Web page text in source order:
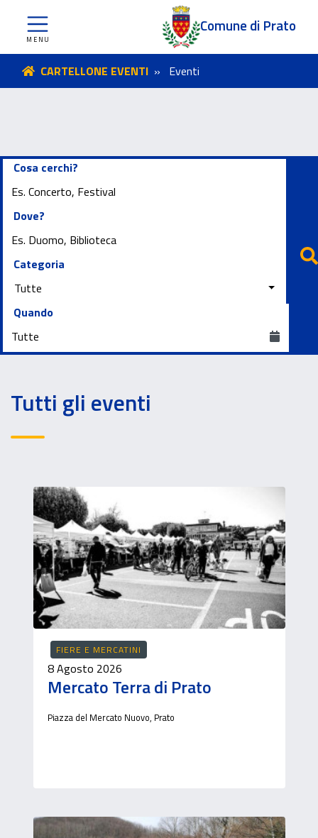
Comune di Prato
CARTELLONE EVENTI Eventi
Cosa cerchi?
Dove?
Categoria
Quando
Cosa cerchi?
Dove?
Categoria
Tutte
Quando
Tutti gli eventi
FIERE E MERCATINI
8 Agosto 2026
Mercato Terra di Prato
Piazza del Mercato Nuovo, Prato